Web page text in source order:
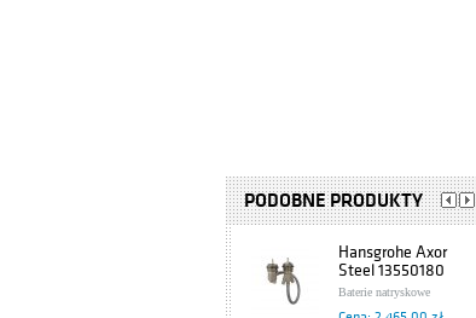
PODOBNE PRODUKTY
Hansgrohe Axor
Steel 13550180
Baterie natryskowe